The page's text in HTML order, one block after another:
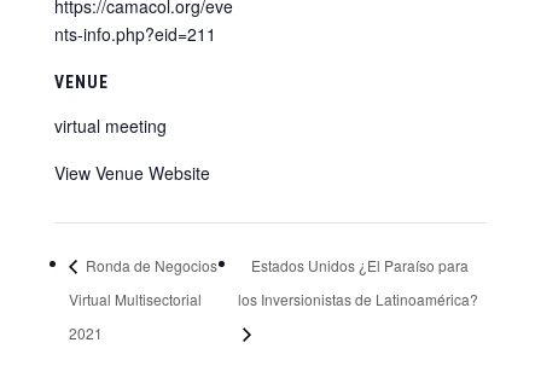
https://camacol.org/eve
nts-info.php?eid=211
VENUE
virtual meeting
View Venue Website
Ronda de Negocios
Virtual Multisectorial
2021
Estados Unidos ¿El Paraíso para
los Inversionistas de Latinoamérica?